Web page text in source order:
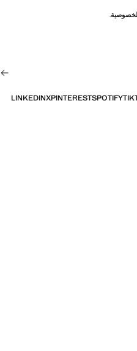
.
SPOTIFY
PINTEREST
X
LINKEDIN